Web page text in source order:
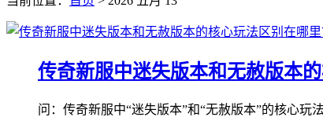
传奇新服中迷失版本和无赦版本
问：传奇新服中“迷失版本”和“无赦版本”的核心